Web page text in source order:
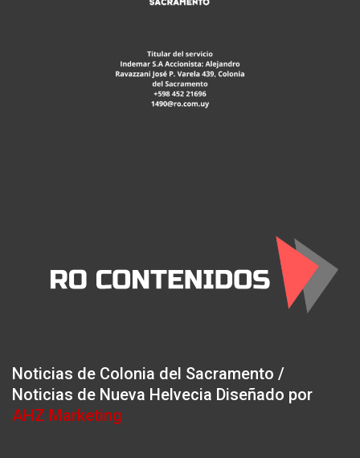
Noticias de Colonia del Sacramento /
Noticias de Nueva Helvecia Diseñado por
AHZ Marketing